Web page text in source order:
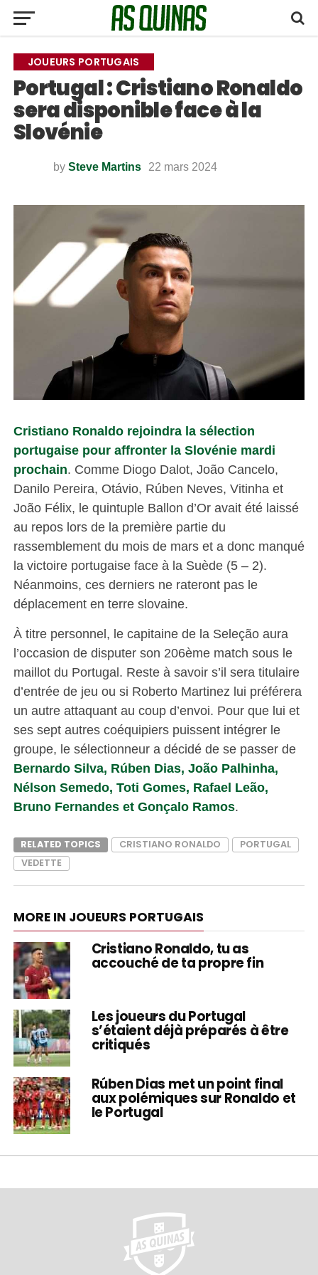
JOUEURS PORTUGAIS
Portugal : Cristiano Ronaldo
sera disponible face à la
Slovénie
by Steve Martins 22 mars 2024
Cristiano Ronaldo rejoindra la sélection
portugaise pour affronter la Slovénie mardi
prochain. Comme Diogo Dalot, João Cancelo,
Danilo Pereira, Otávio, Rúben Neves, Vitinha et
João Félix, le quintuple Ballon d’Or avait été laissé
au repos lors de la première partie du
rassemblement du mois de mars et a donc manqué
la victoire portugaise face à la Suède (5 – 2).
Néanmoins, ces derniers ne rateront pas le
déplacement en terre slovaine.
À titre personnel, le capitaine de la Seleção aura
l’occasion de disputer son 206ème match sous le
maillot du Portugal. Reste à savoir s’il sera titulaire
d’entrée de jeu ou si Roberto Martinez lui préférera
un autre attaquant au coup d’envoi. Pour que lui et
ses sept autres coéquipiers puissent intégrer le
groupe, le sélectionneur a décidé de se passer de
Bernardo Silva, Rúben Dias, João Palhinha,
Nélson Semedo, Toti Gomes, Rafael Leão,
Bruno Fernandes et Gonçalo Ramos.
RELATED TOPICS CRISTIANO RONALDO
PORTUGAL
VEDETTE
MORE IN JOUEURS PORTUGAIS
Cristiano Ronaldo, tu as
accouché de ta propre fin
Les joueurs du Portugal
s’étaient déjà préparés à être
critiqués
Rúben Dias met un point final
aux polémiques sur Ronaldo et
le Portugal